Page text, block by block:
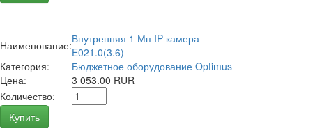
Наименование:Внутренняя 1 Мп IP-камера
E021.0(3.6)
Категория:
Бюджетное оборудование Optimus
Цена:
3 053.00 RUR
Количество:
Купить